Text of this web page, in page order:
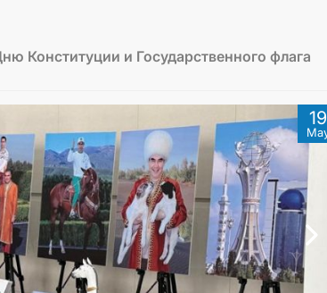
КОНСУЛЬСКИЕ УСЛУГИ
МИД
КОНТАКТНЫЕ ДАННЫЕ
Конституции и Государственного флага
19